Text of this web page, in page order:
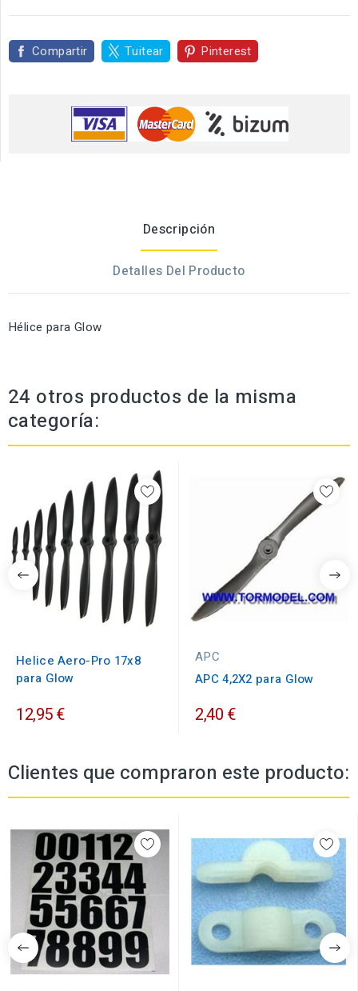
Compartir Tuitear Pinterest
Descripción
Detalles Del Producto
Hélice para Glow
24 otros productos de la misma
categoría:
Helice Aero-Pro 17x8
para Glow
12,95 €
APC
APC 4,2X2 para Glow
2,40 €
Clientes que compraron este producto: